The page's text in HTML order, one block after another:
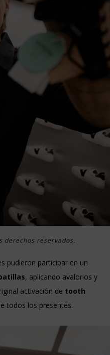
derechos reservados.
pudieron participar en un
, aplicando avalorios y
activación de tooth
todos los presentes.